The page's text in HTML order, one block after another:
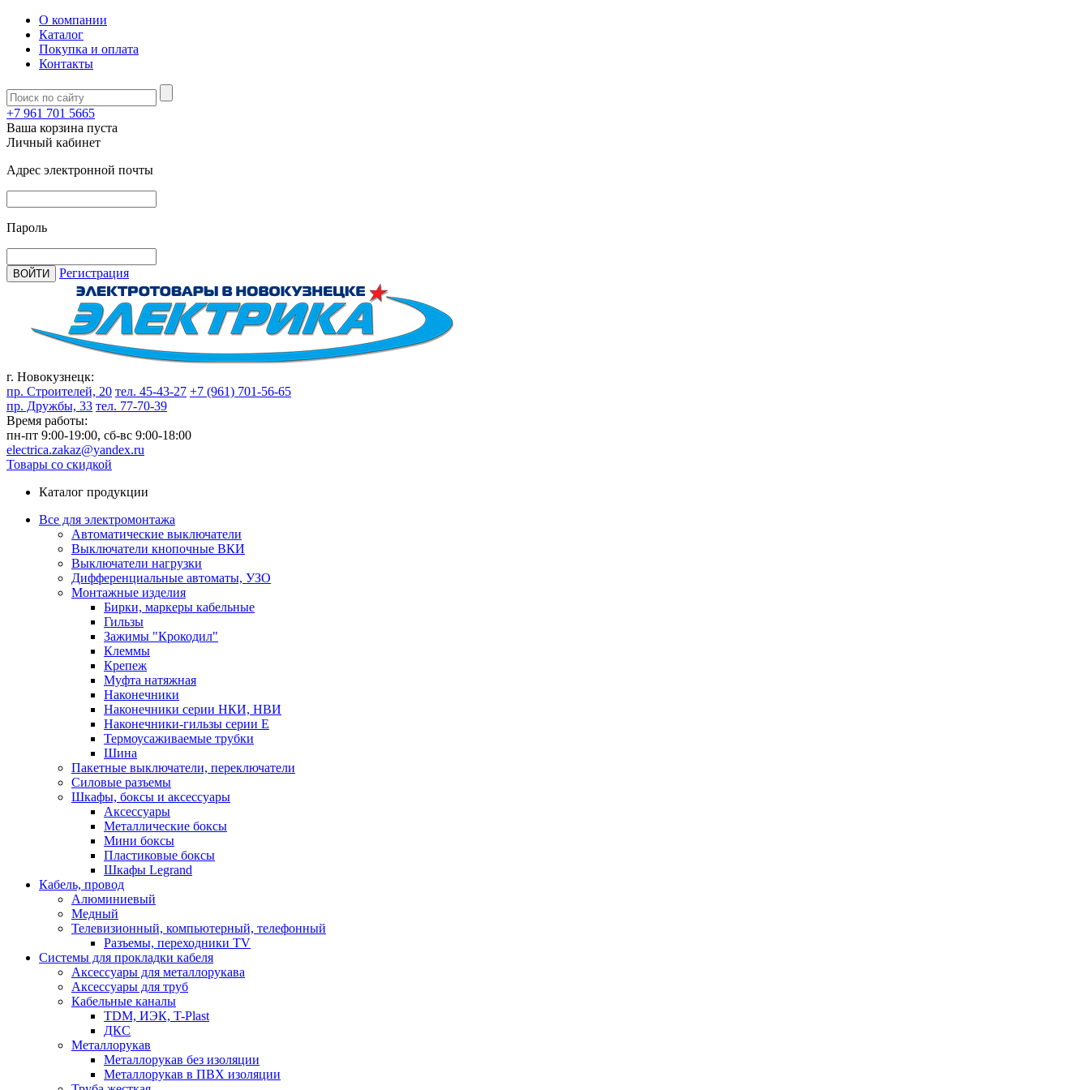
О компании
Каталог
Покупка и оплата
Контакты
+7 961 701 5665
Ваша корзина пуста
Личный кабинет
Адрес электронной почты
Пароль
ВОЙТИ Регистрация
г. Новокузнецк:
пр. Строителей, 20 тел. 45-43-27 +7 (961) 701-56-65
пр. Дружбы, 33 тел. 77-70-39
Время работы:
пн-пт 9:00-19:00, сб-вс 9:00-18:00
electrica.zakaz@yandex.ru
Товары со скидкой
Каталог продукции
Все для электромонтажа
Автоматические выключатели
Выключатели кнопочные ВКИ
Выключатели нагрузки
Дифференциальные автоматы, УЗО
Монтажные изделия
Бирки, маркеры кабельные
Гильзы
Зажимы "Крокодил"
Клеммы
Крепеж
Муфта натяжная
Наконечники
Наконечники серии НКИ, НВИ
Наконечники-гильзы серии Е
Термоусаживаемые трубки
Шина
Пакетные выключатели, переключатели
Силовые разъемы
Шкафы, боксы и аксессуары
Аксессуары
Металлические боксы
Мини боксы
Пластиковые боксы
Шкафы Legrand
Кабель, провод
Алюминиевый
Медный
Телевизионный, компьютерный, телефонный
Разъемы, переходники TV
Системы для прокладки кабеля
Аксессуары для металлорукава
Аксессуары для труб
Кабельные каналы
TDM, ИЭК, T-Plast
ДКС
Металлорукав
Металлорукав без изоляции
Металлорукав в ПВХ изоляции